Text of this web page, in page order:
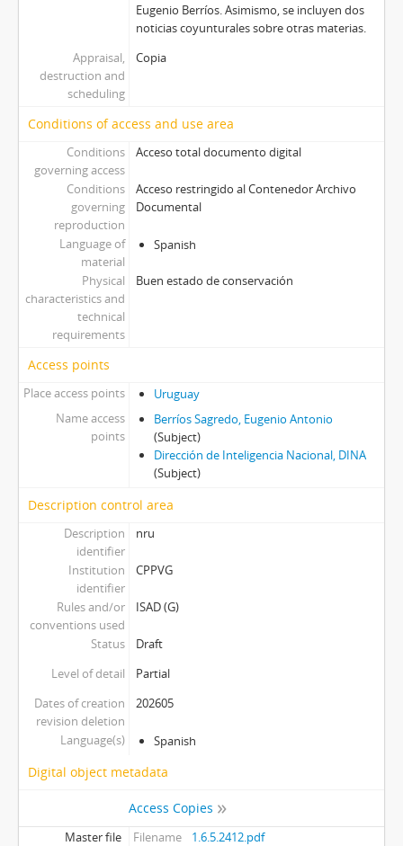
Eugenio Berríos. Asimismo, se incluyen dos
noticias coyunturales sobre otras materias.
Appraisal,
destruction and
scheduling
Copia
Conditions of access and use area
Conditions
governing access
Acceso total documento digital
Conditions
governing
reproduction
Acceso restringido al Contenedor Archivo
Documental
Language of
material
Spanish
Physical
characteristics and
technical
requirements
Buen estado de conservación
Access points
Place access points
Uruguay
Name access
points
Berríos Sagredo, Eugenio Antonio
(Subject)
Dirección de Inteligencia Nacional, DINA
(Subject)
Description control area
Description
identifier
nru
Institution
identifier
CPPVG
Rules and/or
conventions used
ISAD (G)
Status
Draft
Level of detail
Partial
Dates of creation
revision deletion
202605
Language(s) Spanish
Digital object metadata
Access Copies
Master file Filename
1.6.5.2412.pdf